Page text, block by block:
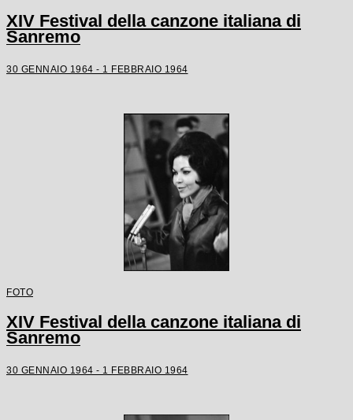
XIV Festival della canzone italiana di
Sanremo
30 GENNAIO 1964 - 1 FEBBRAIO 1964
FOTO
XIV Festival della canzone italiana di
Sanremo
30 GENNAIO 1964 - 1 FEBBRAIO 1964